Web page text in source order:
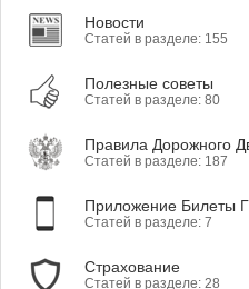
Новости
Статей в разделе: 155
Полезные советы
Статей в разделе: 80
Правила Дорожного
Статей в разделе: 187
Приложение Билеты
Статей в разделе: 7
Страхование
Статей в разделе: 28